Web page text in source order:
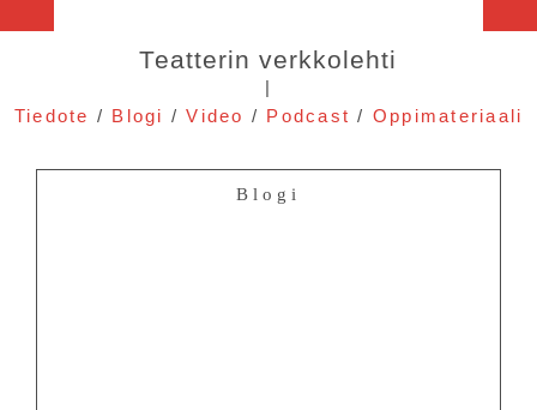
Teatterin verkkolehti
|
Tiedote / Blogi /Video / Podcast / Oppimateriaali
Blogi